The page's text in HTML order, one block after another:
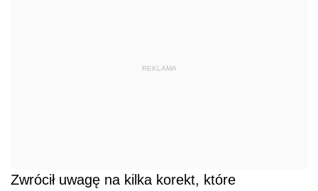
REKLAMA
Zwrócił uwagę na kilka korekt, które